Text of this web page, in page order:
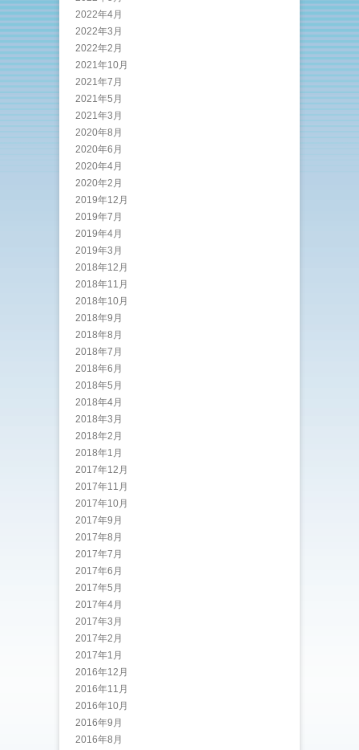
2022年4月
2022年3月
2022年2月
2021年10月
2021年7月
2021年5月
2021年3月
2020年8月
2020年6月
2020年4月
2020年2月
2019年12月
2019年7月
2019年4月
2019年3月
2018年12月
2018年11月
2018年10月
2018年9月
2018年8月
2018年7月
2018年6月
2018年5月
2018年4月
2018年3月
2018年2月
2018年1月
2017年12月
2017年11月
2017年10月
2017年9月
2017年8月
2017年7月
2017年6月
2017年5月
2017年4月
2017年3月
2017年2月
2017年1月
2016年12月
2016年11月
2016年10月
2016年9月
2016年8月